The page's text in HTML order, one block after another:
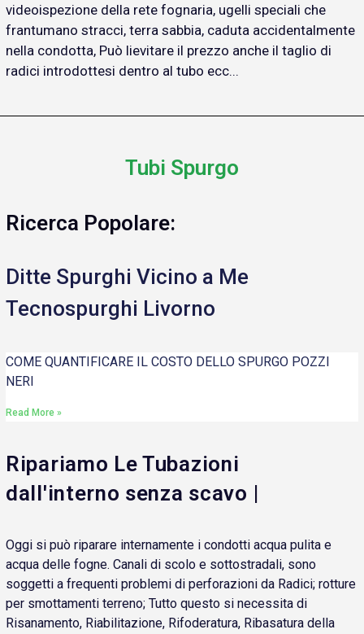
videoispezione della rete fognaria, ugelli speciali che
frantumano stracci, terra sabbia, caduta accidentalmente
nella condotta, Può lievitare il prezzo anche il taglio di
radici introdottesi dentro al tubo ecc...
Tubi Spurgo
Ricerca Popolare:
Ditte Spurghi Vicino a Me
Tecnospurghi Livorno
COME QUANTIFICARE IL COSTO DELLO SPURGO POZZI
NERI
Read More »
Ripariamo Le Tubazioni
dall'interno senza scavo |
Oggi si può riparare internamente i condotti acqua pulita e
acqua delle fogne. Canali di scolo e sottostradali, sono
soggetti a frequenti problemi di perforazioni da Radici; rotture
per smottamenti terreno; Tutto questo si necessita di
Risanamento, Riabilitazione, Rifoderatura, Ribasatura della